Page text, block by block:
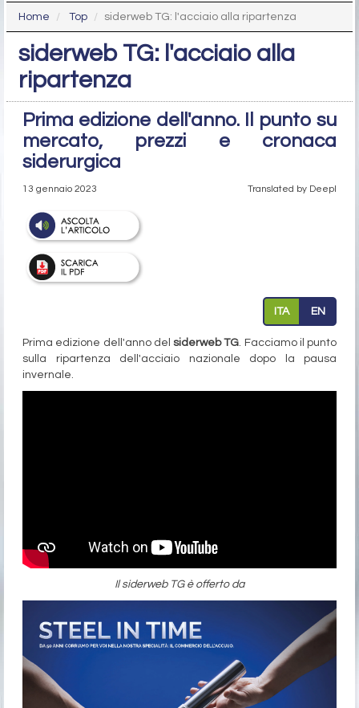
Home Top siderweb TG: l'acciaio alla ripartenza
siderweb TG: l'acciaio alla
ripartenza
Prima edizione dell'anno. Il punto su
mercato, prezzi e cronaca
siderurgica
13 gennaio 2023 Translated by Deepl
ITA EN
Prima edizione dell'anno del siderweb TG . Facciamo il punto
sulla ripartenza dell'acciaio nazionale dopo la pausa
invernale.
Il siderweb TG è offerto da